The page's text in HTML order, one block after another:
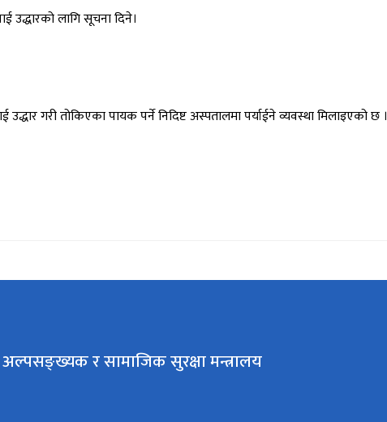
उद्धारको लागि सूचना दिने।
गरी तोकिएका पायक पर्ने निदिष्ट अस्पतालमा पर्याईने व्यवस्था मिलाइएको छ ।
र सामाजिक सुरक्षा मन्त्रालय